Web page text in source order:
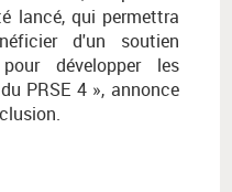
lancé, qui permettra
d'un soutien
développer les
PRSE 4 », annonce